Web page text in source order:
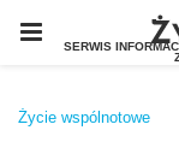
Życie wspólnotowe